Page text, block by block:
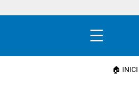
Menú
🏠 INICI